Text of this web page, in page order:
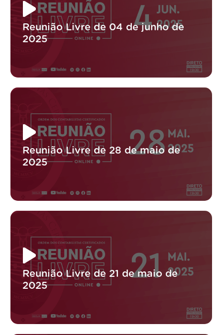
Reunião Livre de 04 de junho de
2025
Reunião Livre de 28 de maio de
2025
Reunião Livre de 21 de maio de
2025